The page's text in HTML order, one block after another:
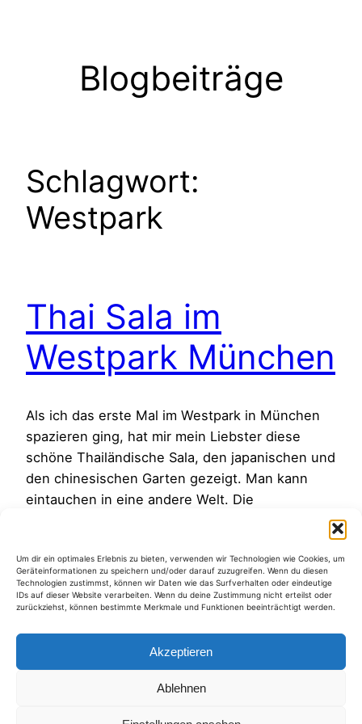
Um dir ein optimales Erlebnis zu bieten, verwenden wir Technologien wie Cookies, um
Geräteinformationen zu speichern und/oder darauf zuzugreifen. Wenn du diesen
Technologien zustimmst, können wir Daten wie das Surfverhalten oder eindeutige
IDs auf dieser Website verarbeiten. Wenn du deine Zustimmung nicht erteilst oder
zurückziehst, können bestimmte Merkmale und Funktionen beeinträchtigt werden.
Akzeptieren
Ablehnen
Blogbeiträge
Schlagwort:
Westpark
Thai Sala im
Westpark München
Als ich das erste Mal im Westpark in München
spazieren ging, hat mir mein Liebster diese
schöne Thailändische Sala, den japanischen und
den chinesischen Garten gezeigt. Man kann
eintauchen in eine andere Welt. Die
internationalen Gartenschau 1983. Die Thai Sala
ist das erste buddhistische Heiligtum in
Deutschland. Einen Besuch des Westparks…
1. Oktober 2022